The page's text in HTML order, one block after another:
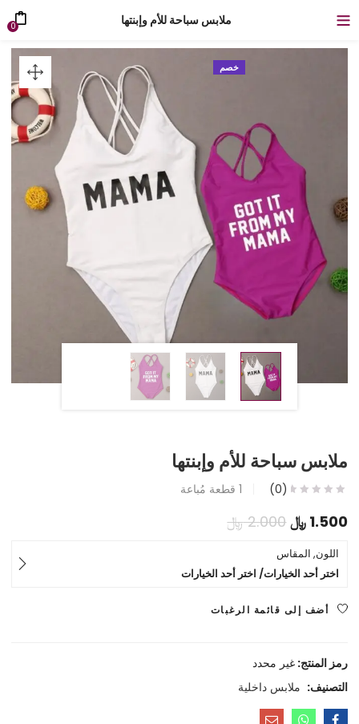
ملابس سباحة للأم وإبنتها 0
خصم
ملابس سباحة للأم وإبنتها
(0)
1 قطعة مُباعة
1.500 ﷼السعر
الحالي
هو:
1.500 ﷼.
2.000 ﷼السعر
هو:
2.000 ﷼.
اللون, المقاس
اختر أحد الخيارات/ اختر أحد الخيارات
أضف إلى قائمة الرغبات
رمز المنتج:غير محدد
التصنيف: ملابس داخلية